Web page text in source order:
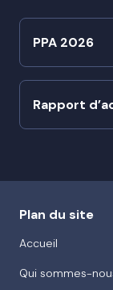
PPA 2026
Rapport
Plan du site
Accueil
Qui sommes-